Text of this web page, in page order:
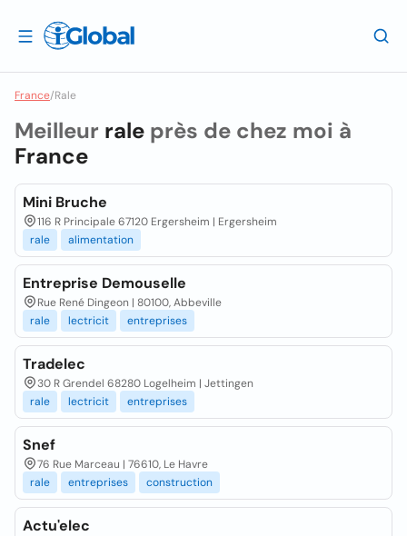
France/Rale
Meilleur rale près de chez moi à
France
Mini Bruche
116 R Principale 67120 Ergersheim | Ergersheim
rale
alimentation
Entreprise Demouselle
Rue René Dingeon | 80100, Abbeville
rale
lectricit entreprises
Tradelec
30 R Grendel 68280 Logelheim | Jettingen
rale
lectricit entreprises
Snef
76 Rue Marceau | 76610, Le Havre
rale
entreprises construction
Actu'elec